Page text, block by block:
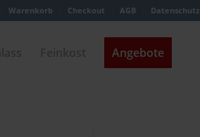
Warenkorb Checkout AGB Datenschutz
Angebote